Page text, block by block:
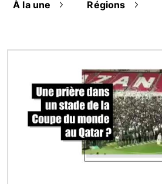
À la une Régions